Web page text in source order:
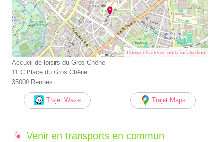
Corriger l’adresse ou la localisation
Accueil de loisirs du Gros Chêne
11 C Place du Gros Chêne
35000 Rennes
Trajet Waze Trajet Maps
Venir en transports en commun